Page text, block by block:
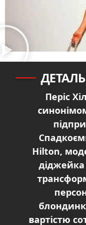
Періс
Hilton,
діджейка
вартістю